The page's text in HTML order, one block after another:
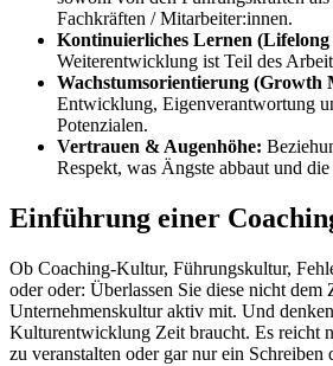
Fachkräften / Mitarbeiter:innen.
Kontinuierliches Lernen
Weiterentwicklung ist Teil des
Wachstumsorientierung (Growth
Entwicklung, Eigenverantwortung
Potenzialen.
Vertrauen & Augenhöhe:
Respekt, was Ängste abbaut und
Einführung einer
Ob Coaching-Kultur, Führungskultur,
oder oder: Überlassen Sie diese nicht dem
Unternehmenskultur aktiv mit. Und
Kulturentwicklung Zeit braucht. Es reicht
zu veranstalten oder gar nur ein Schreiben